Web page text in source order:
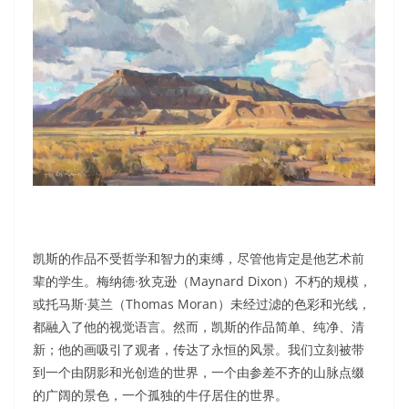
凯斯的作品不受哲学和智力的束缚，尽管他肯定是他艺术前
辈的学生。梅纳德·狄克逊（Maynard Dixon）不朽的规模，
或托马斯·莫兰（Thomas Moran）未经过滤的色彩和光线，
都融入了他的视觉语言。然而，凯斯的作品简单、纯净、清
新；他的画吸引了观者，传达了永恒的风景。我们立刻被带
到一个由阴影和光创造的世界，一个由参差不齐的山脉点缀
的广阔的景色，一个孤独的牛仔居住的世界。